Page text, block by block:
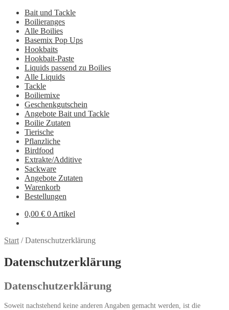
Bait und Tackle
Boilieranges
Alle Boilies
Basemix Pop Ups
Hookbaits
Hookbait-Paste
Liquids passend zu Boilies
Alle Liquids
Tackle
Boiliemixe
Geschenkgutschein
Angebote Bait und Tackle
Boilie Zutaten
Tierische
Pflanzliche
Birdfood
Extrakte/Additive
Sackware
Angebote Zutaten
Warenkorb
Bestellungen
0,00 € 0 Artikel
Start /Datenschutzerklärung
Datenschutzerklärung
Datenschutzerklärung
Soweit nachstehend keine anderen Angaben gemacht werden, ist die